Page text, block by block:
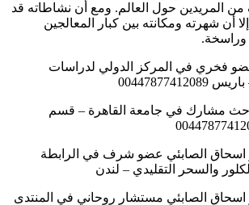
من المريدين حول العالم. ومع أن نشاطاته قد
أن شهرته ومكانته بين كبار المعالجين
وراسخة.
فخري في المركز الدولي لدراسات
مشارك في جامعة القاهرة – قسم
أبو اسحاق الصابئي عضو شرف في الرابطة
والسحر التقليدي – لندن
أبو اسحاق الصابئي مستشار روحاني في المنتدى